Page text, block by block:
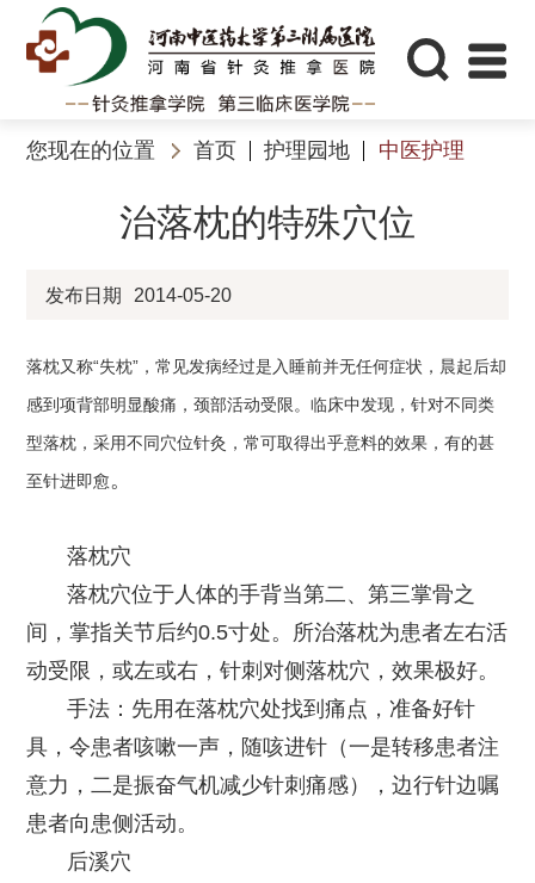
您现在的位置 首页 护理园地 中医护理
治落枕的特殊穴位
发布日期 2014-05-20
落枕又称“失枕”，常见发病经过是入睡前并无任何症状，晨起后却
感到项背部明显酸痛，颈部活动受限。临床中发现，针对不同类
型落枕，采用不同穴位针灸，常可取得出乎意料的效果，有的甚
至针进即愈。
落枕穴
落枕穴位于人体的手背当第二、第三掌骨之
间，掌指关节后约0.5寸处。所治落枕为患者左右活
动受限，或左或右，针刺对侧落枕穴，效果极好。
手法：先用在落枕穴处找到痛点，准备好针
具，令患者咳嗽一声，随咳进针（一是转移患者注
意力，二是振奋气机减少针刺痛感），边行针边嘱
患者向患侧活动。
后溪穴